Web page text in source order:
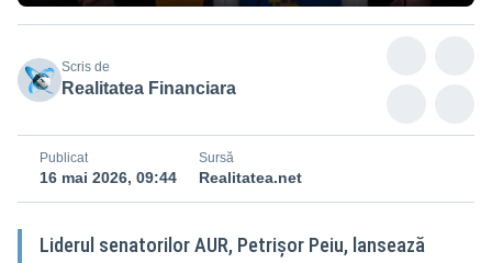
Scris de
Realitatea Financiara
Publicat
16 mai 2026, 09:44
Sursă
Realitatea.net
Liderul senatorilor AUR, Petrișor Peiu, lansează